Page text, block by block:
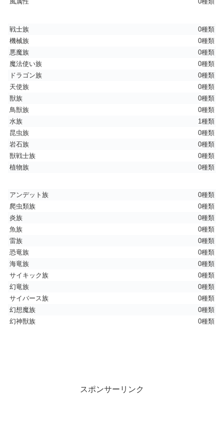
戦士族
0種類
機械族
0種類
悪魔族
0種類
魔法使い族
0種類
ドラゴン族
0種類
天使族
0種類
獣族
0種類
鳥獣族
0種類
水族
1種類
昆虫族
0種類
岩石族
0種類
獣戦士族
0種類
植物族
0種類
アンデット族
0種類
爬虫類族
0種類
炎族
0種類
魚族
0種類
雷族
0種類
恐竜族
0種類
海竜族
0種類
サイキック族
0種類
幻竜族
0種類
サイバース族
0種類
幻想魔族
0種類
幻神獣族
0種類
スポンサーリンク